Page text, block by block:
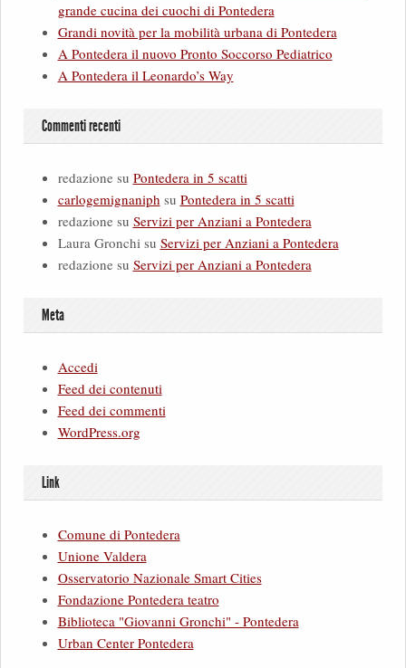
grande cucina dei cuochi di Pontedera
Grandi novità per la mobilità urbana di Pontedera
A Pontedera il nuovo Pronto Soccorso Pediatrico
A Pontedera il Leonardo’s Way
Commenti recenti
redazionesu Pontedera in 5 scatti
carlogemignaniph su Pontedera in 5 scatti
redazionesu Servizi per Anziani a Pontedera
Laura Gronchisu Servizi per Anziani a Pontedera
redazionesu Servizi per Anziani a Pontedera
Meta
Accedi
Feed dei contenuti
Feed dei commenti
WordPress.org
Link
Comune di Pontedera
Unione Valdera
Osservatorio Nazionale Smart Cities
Fondazione Pontedera teatro
Biblioteca "Giovanni Gronchi" - Pontedera
Urban Center Pontedera